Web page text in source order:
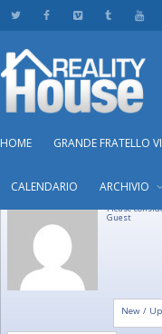
HOME GRANDE FRATELLO
CALENDARIO ARCHIVIO
Please
Guest
New /